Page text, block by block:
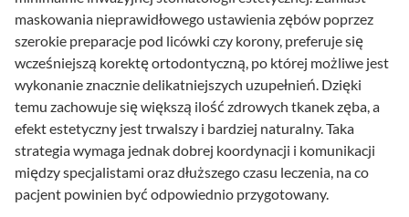
maskowania nieprawidłowego ustawienia zębów poprzez
szerokie preparacje pod licówki czy korony, preferuje się
wcześniejszą korektę ortodontyczną, po której możliwe jest
wykonanie znacznie delikatniejszych uzupełnień. Dzięki
temu zachowuje się większą ilość zdrowych tkanek zęba, a
efekt estetyczny jest trwalszy i bardziej naturalny. Taka
strategia wymaga jednak dobrej koordynacji i komunikacji
między specjalistami oraz dłuższego czasu leczenia, na co
pacjent powinien być odpowiednio przygotowany.